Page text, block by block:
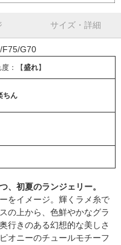
サイズ・詳細
F75/G70
：【盛れ】
ちん
、初夏のランジェリー。
をイメージ。輝くラメ糸で
の上から、色鮮やかなグラ
行きのある幻想的な美しさ
オニーのチュールモチーフ